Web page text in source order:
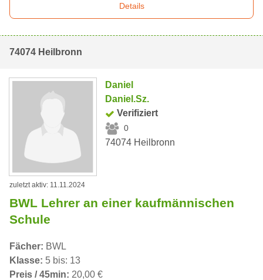
Details
74074 Heilbronn
Daniel
Daniel.Sz.
Verifiziert
0
74074 Heilbronn
zuletzt aktiv: 11.11.2024
BWL Lehrer an einer kaufmännischen
Schule
Fächer: BWL
Klasse: 5 bis: 13
Preis / 45min: 20,00 €